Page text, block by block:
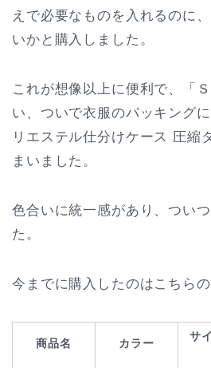
えで必要なものを入れるのに
いかと購入しました。
これが想像以上に便利で、「
い、ついで衣服のパッキング
リエステル仕分けケース 圧縮
まいました。
色合いに統一感があり、つい
た。
今までに購入したのはこちらの
商品名 カラー
サ